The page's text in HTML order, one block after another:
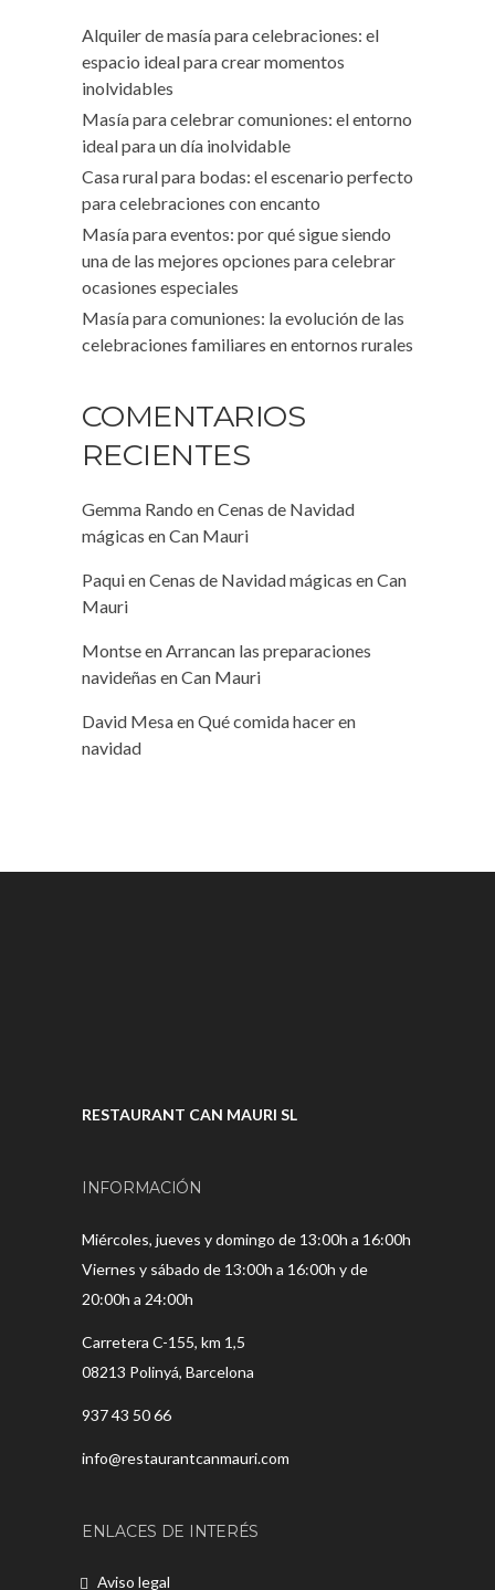
Alquiler de masía para celebraciones: el
espacio ideal para crear momentos
inolvidables
Masía para celebrar comuniones: el entorno
ideal para un día inolvidable
Casa rural para bodas: el escenario perfecto
para celebraciones con encanto
Masía para eventos: por qué sigue siendo
una de las mejores opciones para celebrar
ocasiones especiales
Masía para comuniones: la evolución de las
celebraciones familiares en entornos rurales
COMENTARIOS
RECIENTES
Gemma Rando enCenas de Navidad
mágicas en Can Mauri
PaquienCenas de Navidad mágicas en Can
Mauri
MontseenArrancan las preparaciones
navideñas en Can Mauri
David MesaenQué comida hacer en
navidad
RESTAURANT CAN MAURI SL
INFORMACIÓN
Miércoles, jueves y domingo de 13:00h a 16:00h
Viernes y sábado de 13:00h a 16:00h y de
20:00h a 24:00h
Carretera C-155, km 1,5
08213 Polinyá, Barcelona
937 43 50 66
info@restaurantcanmauri.com
ENLACES DE INTERÉS
Aviso legal